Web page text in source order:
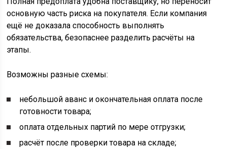
основную часть риска на покупателя. Если компания
ещё не доказала способность выполнять
обязательства, безопаснее разделить расчёты на
этапы.
Возможны разные схемы:
небольшой аванс и окончательная оплата после
готовности товара;
оплата отдельных партий по мере отгрузки;
расчёт после проверки товара на складе;